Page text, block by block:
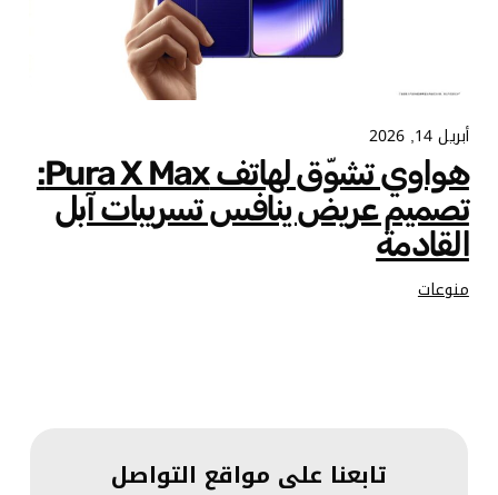
أبريل 14, 2026
هواوي تشوّق لهاتف Pura X Max:
تصميم عريض ينافس تسريبات آبل
القادمة
منوعات
تابعنا على مواقع التواصل